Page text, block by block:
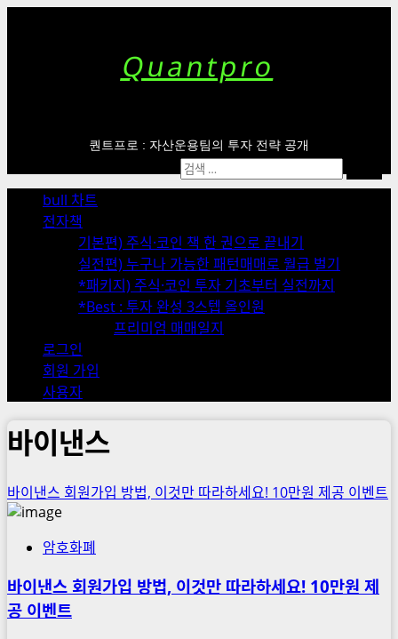
Quantpro
퀀트프로 : 자산운용팀의 투자 전략 공개
Menu
bull 차트
전자책
기본편) 주식·코인 책 한 권으로 끝내기
실전편) 누구나 가능한 패턴매매로 월급 벌기
*패키지) 주식·코인 투자 기초부터 실전까지
*Best : 투자 완성 3스텝 올인원
프리미엄 매매일지
로그인
회원 가입
사용자
검
색:
바이낸스
바이낸스 회원가입 방법, 이것만 따라하세요! 10만원 제공 이벤트
암호화폐
바이낸스 회원가입 방법, 이것만 따라하세요! 10만원 제
공 이벤트